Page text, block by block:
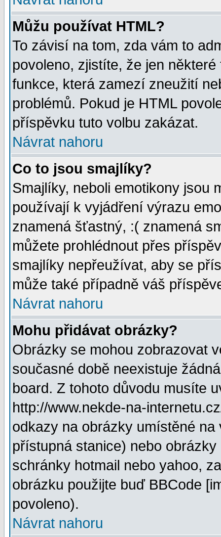
Můžu používat HTML?
To závisí na tom, zda vám to
povoleno, zjistíte, že jen
funkce, která zamezí zneužití
problémů. Pokud je HTML
příspěvku tuto volbu zakázat.
Návrat nahoru
Co to jsou smajlíky?
Smajlíky, neboli emotikony jsou
používají k vyjádření výrazu
znamená šťastný, :( znamená
můžete prohlédnout přes
smajlíky nepřeužívat, aby se
může také případně váš
Návrat nahoru
Mohu přidávat obrázky?
Obrázky se mohou zobrazovat
současné době neexistuje
board. Z tohoto důvodu musíte
http://www.nekde-na-
odkazy na obrázky umístěné
přístupná stanice) nebo
schránky hotmail nebo yahoo,
obrázku použijte buď BBCode
povoleno).
Návrat nahoru